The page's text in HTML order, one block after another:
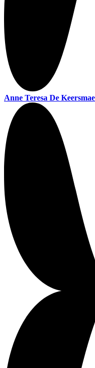
Anne Teresa De